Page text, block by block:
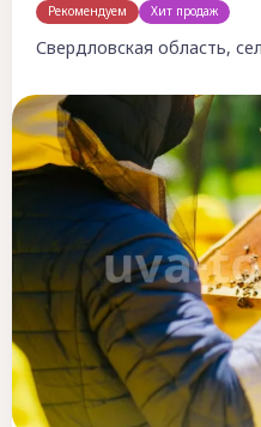
Рекомендуем Хит продаж
Свердловская область,